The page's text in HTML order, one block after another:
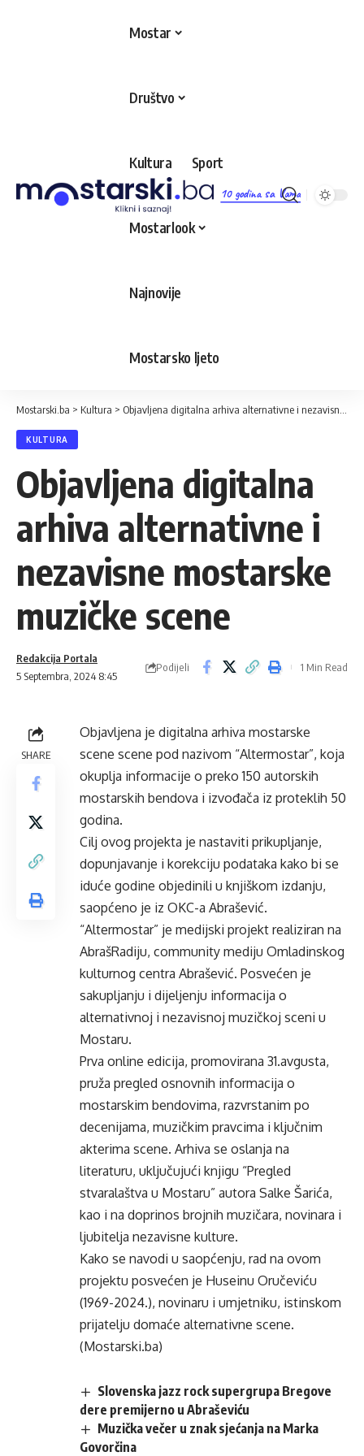
10 godina sa Vama
Mostar
Društvo
Kultura Sport
Mostarlook
Najnovije
Mostarsko ljeto
Mostarski.ba > Kultura > Objavljena digitalna arhiva alternativne i nezavisne mostarske muzičke scene
KULTURA
Objavljena digitalna
arhiva alternativne i
nezavisne mostarske
muzičke scene
5 Septembra, 2024 8:45
Redakcija Portala
Podijeli 1 Min Read
SHARE
Objavljena je digitalna arhiva mostarske
scene scene pod nazivom “Altermostar”, koja
okuplja informacije o preko 150 autorskih
mostarskih bendova i izvođača iz proteklih 50
godina.
Cilj ovog projekta je nastaviti prikupljanje,
dopunjavanje i korekciju podataka kako bi se
iduće godine objedinili u knjiškom izdanju,
saopćeno je iz OKC-a Abrašević.
“Altermostar” je medijski projekt realiziran na
AbrašRadiju, community mediju Omladinskog
kulturnog centra Abrašević. Posvećen je
sakupljanju i dijeljenju informacija o
alternativnoj i nezavisnoj muzičkoj sceni u
Mostaru.
Prva online edicija, promovirana 31.avgusta,
pruža pregled osnovnih informacija o
mostarskim bendovima, razvrstanim po
decenijama, muzičkim pravcima i ključnim
akterima scene. Arhiva se oslanja na
literaturu, uključujući knjigu “Pregled
stvaralaštva u Mostaru” autora Salke Šarića,
kao i na doprinos brojnih muzičara, novinara i
ljubitelja nezavisne kulture.
Kako se navodi u saopćenju, rad na ovom
projektu posvećen je Huseinu Oručeviću
(1969-2024.), novinaru i umjetniku, istinskom
prijatelju domaće alternativne scene.
(Mostarski.ba)
Slovenska jazz rock supergrupa Bregove
dere premijerno u Abraševiću
Muzička večer u znak sjećanja na Marka
Govorčina